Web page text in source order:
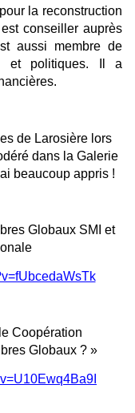
la reconstruction
conseiller auprès
aussi membre de
et politiques. Il a
de Larosière lors
dans la Galerie
beaucoup appris !
Globaux SMI et
Coopération
Globaux ? »